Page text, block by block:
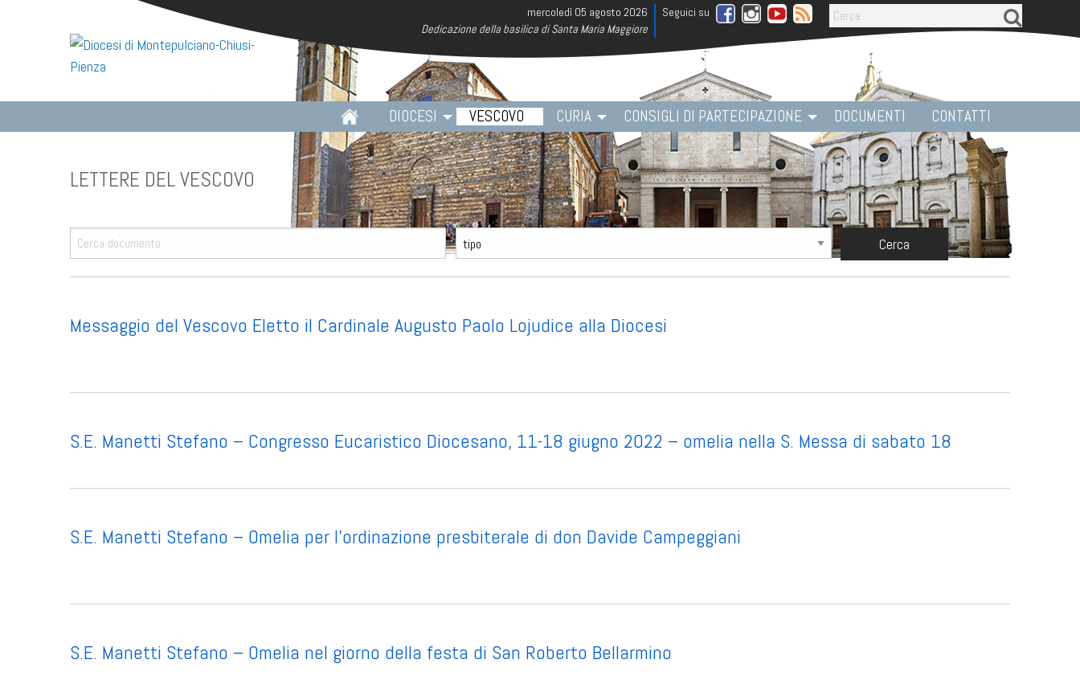
mercoledì 05 agosto 2026
Dedicazione della basilica di Santa Maria Maggiore
rssfeed
HOME DIOCESI VESCOVO CURIA CONSIGLI DI PARTECIPAZIONE DOCUMENTI CONTATTI
Cerca
Messaggio del Vescovo Eletto il Cardinale Augusto Paolo Lojudice alla Diocesi
S.E. Manetti Stefano – Congresso Eucaristico Diocesano, 11-18 giugno 2022 – omelia nella S. Messa di sabato 18
S.E. Manetti Stefano – Omelia per l’ordinazione presbiterale di don Davide Campeggiani
S.E. Manetti Stefano – Omelia nel giorno della festa di San Roberto Bellarmino